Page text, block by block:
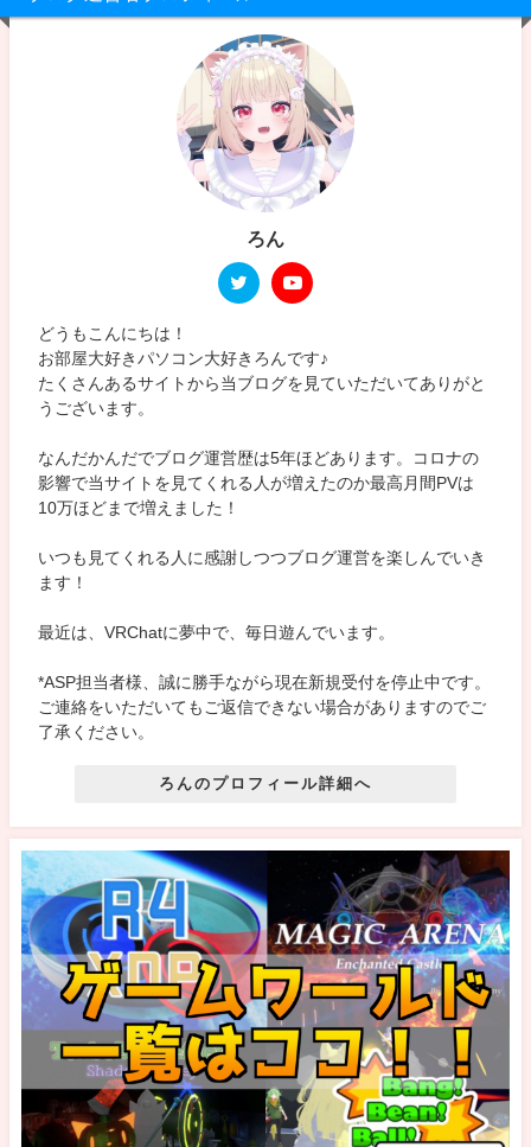
ろん
どうもこんにちは！
お部屋大好きパソコン大好きろんです♪
たくさんあるサイトから当ブログを見ていただいてありがと
うございます。
なんだかんだでブログ運営歴は5年ほどあります。コロナの
影響で当サイトを見てくれる人が増えたのか最高月間PVは
10万ほどまで増えました！
いつも見てくれる人に感謝しつつブログ運営を楽しんでいき
ます！
最近は、VRChatに夢中で、毎日遊んでいます。
*ASP担当者様、誠に勝手ながら現在新規受付を停止中です。
ご連絡をいただいてもご返信できない場合がありますのでご
了承ください。
ろんのプロフィール詳細へ